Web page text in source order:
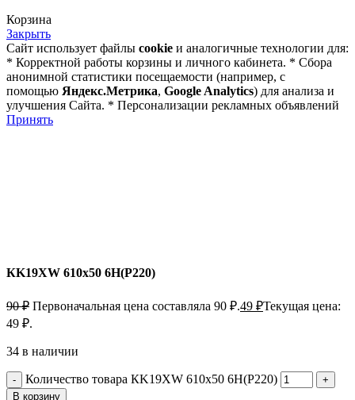
Корзина
Закрыть
Сайт использует файлы cookie и аналогичные технологии для:
* Корректной работы корзины и личного кабинета. * Сбора
анонимной статистики посещаемости (например, с
помощью Яндекс.Метрика, Google Analytics) для анализа и
улучшения Сайта. * Персонализации рекламных объявлений
Принять
КK19XW 610х50 6Н(P220)
90₽ Первоначальная цена составляла 90 ₽.49 ₽Текущая цена:
49 ₽.
34 в наличии
Количество товара КK19XW 610х50 6Н(P220)
В корзину